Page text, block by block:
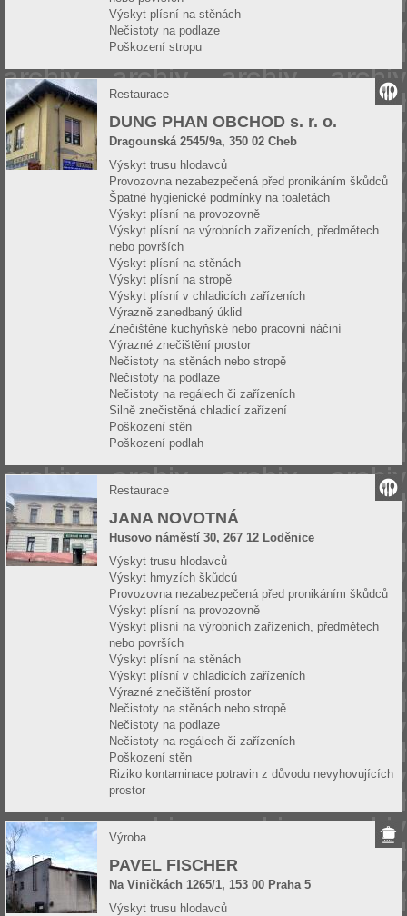
Výskyt plísní na stěnách
Nečistoty na podlaze
Poškození stropu
Restaurace
DUNG PHAN OBCHOD s. r. o.
Dragounská 2545/9a, 350 02 Cheb
Výskyt trusu hlodavců
Provozovna nezabezpečená před pronikáním škůdců
Špatné hygienické podmínky na toaletách
Výskyt plísní na provozovně
Výskyt plísní na výrobních zařízeních, předmětech
nebo površích
Výskyt plísní na stěnách
Výskyt plísní na stropě
Výskyt plísní v chladicích zařízeních
Výrazně zanedbaný úklid
Znečištěné kuchyňské nebo pracovní náčiní
Výrazné znečištění prostor
Nečistoty na stěnách nebo stropě
Nečistoty na podlaze
Nečistoty na regálech či zařízeních
Silně znečistěná chladicí zařízení
Poškození stěn
Poškození podlah
Restaurace
JANA NOVOTNÁ
Husovo náměstí 30, 267 12 Loděnice
Výskyt trusu hlodavců
Výskyt hmyzích škůdců
Provozovna nezabezpečená před pronikáním škůdců
Výskyt plísní na provozovně
Výskyt plísní na výrobních zařízeních, předmětech
nebo površích
Výskyt plísní na stěnách
Výskyt plísní v chladicích zařízeních
Výrazné znečištění prostor
Nečistoty na stěnách nebo stropě
Nečistoty na podlaze
Nečistoty na regálech či zařízeních
Poškození stěn
Riziko kontaminace potravin z důvodu nevyhovujících
prostor
Výroba
PAVEL FISCHER
Na Viničkách 1265/1, 153 00 Praha 5
Výskyt trusu hlodavců